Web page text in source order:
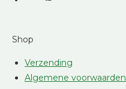
Shop
Verzending
Algemene voorwaarden